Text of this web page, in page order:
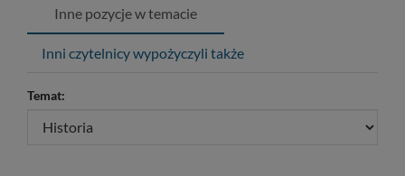
Inne pozycje w temacie
Inni czytelnicy wypożyczyli także
Temat: